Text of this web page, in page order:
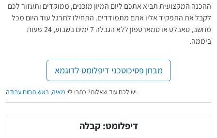
ההכנה המקצועית תביא אתכם ליום המיון מוכנים, ממוקדים ותעזור לכם
לקבל את התפקיד אליו אתם מתמודדים. התחילו לתרגל עוד היום מכל
מחשב, טאבלט או סמארטפון ללא הגבלה 7 ימים בשבוע, 24 שעות
ביממה.
מבחן פסיכוטכני דיפלומט לדוגמא
יש לכם עוד שאלות? כתבו לי: מאיה, ראש תחום עבודה
דיפלומט: קבלה